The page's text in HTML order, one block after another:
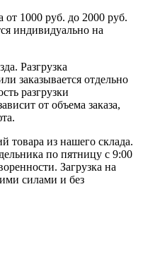
от 1000 руб. до 2000 руб.
индивидуально на
Разгрузка
заказывается отдельно
разгрузки
от объема заказа,
товара из нашего склада.
по пятницу с 9:00
Загрузка на
силами и без